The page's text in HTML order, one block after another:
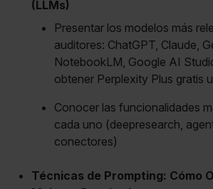
(LLMs)
Presentar los modelos más
auditores: ChatGPT, Claude,
NotebookLM, Google AI
obtener Perplexity Plus gratis
Conocer las funcionalidades
cada uno (deepresearch,
conectores)
Técnicas de Prompting: Cómo